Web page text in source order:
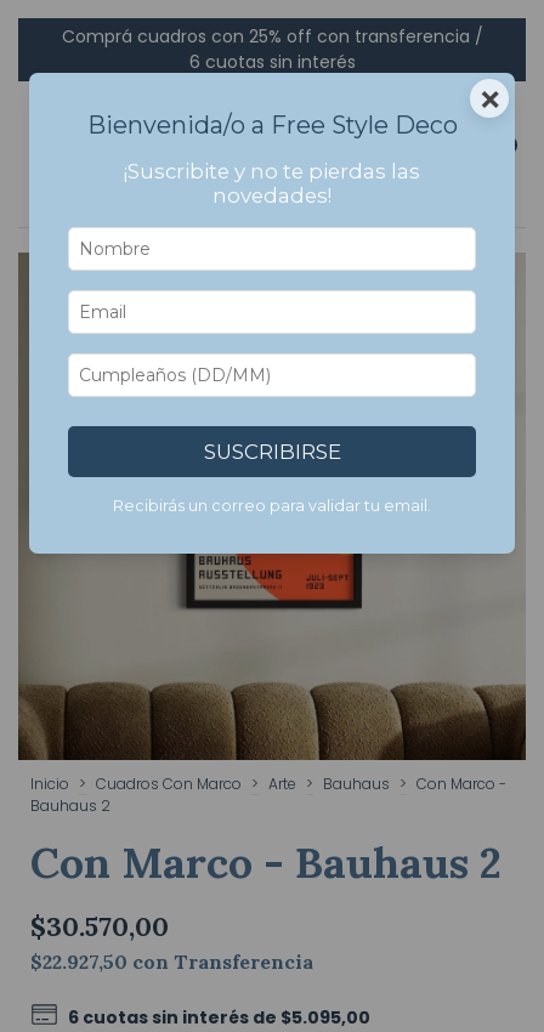
Comprá cuadros con 25% off con transferencia /
6 cuotas sin interés
Inicio > Cuadros Con Marco > Arte > Bauhaus > Con Marco -
Bauhaus 2
Con Marco - Bauhaus 2
$30.570,00
$22.927,50 con Transferencia
6 cuotas sin interés de $5.095,00
×
Bienvenida/o a Free Style Deco
¡Suscribite y no te pierdas las
novedades!
SUSCRIBIRSE
Recibirás un correo para validar tu email.